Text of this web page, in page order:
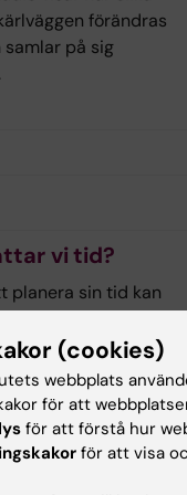
förändras
samlar på sig
vi tid?
planera sin tid kan
men även hos
demenssjukdom
och
Christine Persson
sig för tidshantering
(cookies)
webbplats
för att
för att förstå hur
för att visa